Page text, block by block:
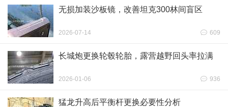
无损加装沙板镜，改善坦克300林间盲区
2026-07-14 609
长城炮更换轮毂轮胎，露营越野回头率拉满
2026-01-06 936
猛龙升高后平衡杆更换必要性分析